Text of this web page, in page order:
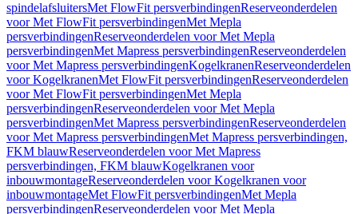
spindelafsluitersMet FlowFit persverbindingenReserveonderdelen
voor Met FlowFit persverbindingenMet Mepla
persverbindingenReserveonderdelen voor Met Mepla
persverbindingenMet Mapress persverbindingenReserveonderdelen
voor Met Mapress persverbindingenKogelkranenReserveonderdelen
voor KogelkranenMet FlowFit persverbindingenReserveonderdelen
voor Met FlowFit persverbindingenMet Mepla
persverbindingenReserveonderdelen voor Met Mepla
persverbindingenMet Mapress persverbindingenReserveonderdelen
voor Met Mapress persverbindingenMet Mapress persverbindingen,
FKM blauwReserveonderdelen voor Met Mapress
persverbindingen, FKM blauwKogelkranen voor
inbouwmontageReserveonderdelen voor Kogelkranen voor
inbouwmontageMet FlowFit persverbindingenMet Mepla
persverbindingenReserveonderdelen voor Met Mepla